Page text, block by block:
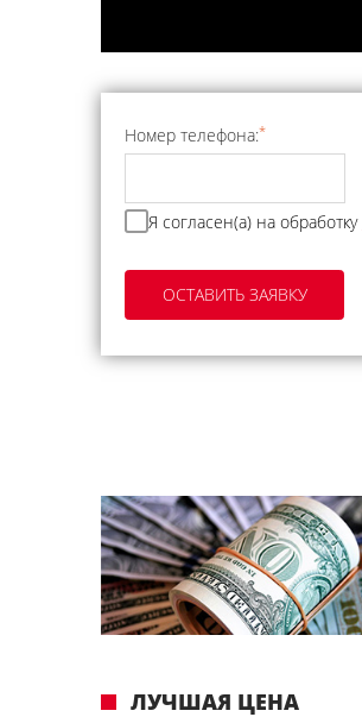
Номер телефона:*
Я согласен(а) на обработку
ЛУЧШАЯ ЦЕНА